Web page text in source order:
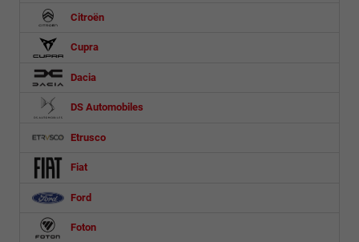
Citroën
Cupra
Dacia
DS Automobiles
Etrusco
Fiat
Ford
Foton